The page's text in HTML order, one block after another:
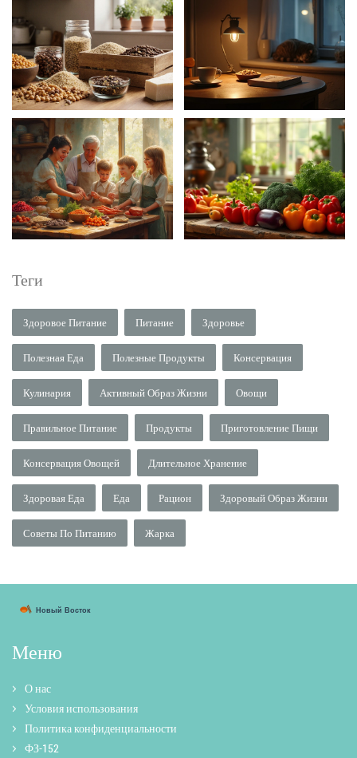
Теги
Здоровое Питание Питание Здоровье
Полезная Еда Полезные Продукты Консервация
Кулинария Активный Образ Жизни Овощи
Правильное Питание Продукты Приготовление Пищи
Консервация Овощей Длительное Хранение
Здоровая Еда Еда Рацион Здоровый Образ Жизни
Советы По Питанию Жарка
Меню
О нас
Условия использования
Политика конфиденциальности
ФЗ-152